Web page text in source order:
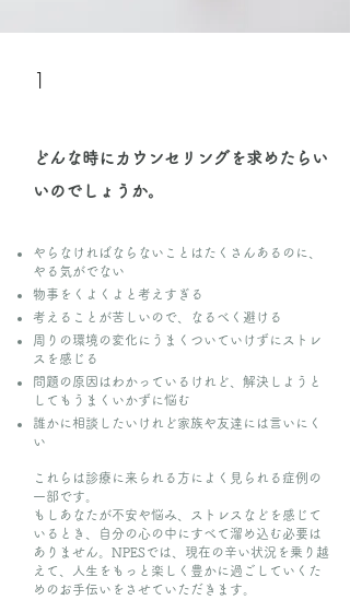
1
​どんな時にカウンセリングを求めたらい
いのでしょうか。
やらなければならないことはたくさんあるのに、
やる気がでない
物事をくよくよと考えすぎる
考えることが苦しいので、なるべく避ける
周りの環境の変化にうまくついていけずにストレ
スを感じる
問題の原因はわかっているけれど、解決しようと
してもうまくいかずに悩む
誰かに相談したいけれど家族や友達には言いにく
い
これらは診療に来られる方によく見られる症例の
一部です。
もしあなたが不安や悩み、ストレスなどを感じて
いるとき、自分の心の中にすべて溜め込む必要は
ありません。NPESでは、現在の辛い状況を乗り越
えて、人生をもっと楽しく豊かに過ごしていくた
めのお手伝いをさせていただきます。